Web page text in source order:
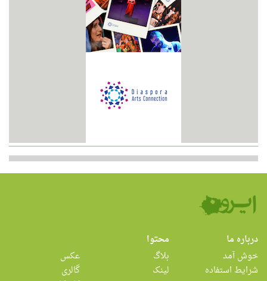
درباره ما
خوش آمد
شرایط استفاده
محتوا
بلاگ
لینک
عکس
گالری